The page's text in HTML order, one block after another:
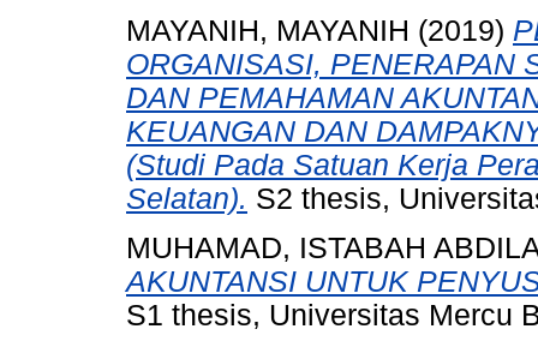
MAYANIH, MAYANIH (2019)
ORGANISASI, PENERAPAN
DAN PEMAHAMAN
KEUANGAN DAN
(Studi Pada Satuan Kerja
Selatan). S2 thesis,
MUHAMAD, ISTABAH
AKUNTANSI UNTUK
S1 thesis, Universitas Mercu